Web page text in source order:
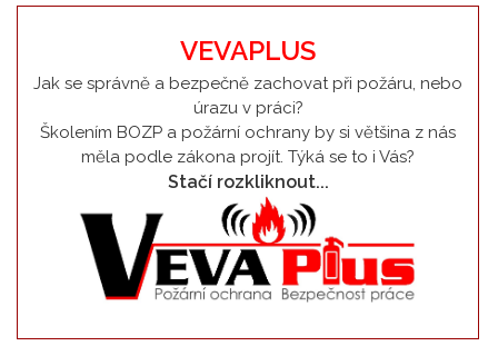
VEVAPLUS
Jak se správně a bezpečně zachovat při požáru, nebo
úrazu v práci?
Školením BOZP a požární ochrany by si většina z nás
měla podle zákona projít. Týká se to i Vás?
Stačí rozkliknout...